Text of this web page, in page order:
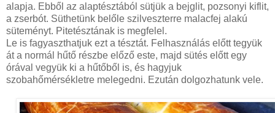
alapja. Ebből az alaptésztából sütjük a bejglit, pozsonyi kiflit,
a zserbót. Süthetünk belőle szilveszterre malacfej alakú
süteményt. Pitetésztának is megfelel.
Le is fagyaszthatjuk ezt a tésztát. Felhasználás előtt tegyük
át a normál hűtő részbe előző este, majd sütés előtt egy
órával vegyük ki a hűtőből is, és hagyjuk
szobahőmérsékletre melegedni. Ezután dolgozhatunk vele.